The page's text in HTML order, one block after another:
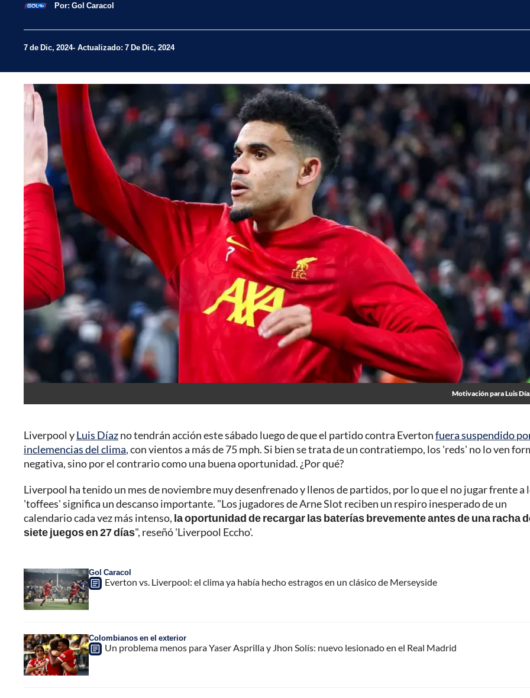
Por: Gol Caracol
7 de Dic, 2024 Actualizado: 7 De Dic, 2024
Motivación para Luis
Liverpool yLuis Díazno tendrán acción este sábado luego de que el partido contra Evertonfuera suspendido
inclemencias del clima, con vientos a más de 75 mph. Si bien se trata de un contratiempo, los 'reds' no lo ven
negativa, sino por el contrario como una buena oportunidad. ¿Por qué?
Liverpool ha tenido un mes de noviembre muy desenfrenado y llenos de partidos, por lo que el no jugar frente a
'toffees' significa un descanso importante. "Los jugadores de Arne Slot reciben un respiro inesperado de un
calendario cada vez más intenso, la oportunidad de recargar las baterías brevemente antes de una racha
siete juegos en 27 días", reseñó 'Liverpool Eccho'.
Gol Caracol
Everton vs. Liverpool: el clima ya había hecho estragos en un clásico de Merseyside
Colombianos en el exterior
Un problema menos para Yaser Asprilla y Jhon Solís: nuevo lesionado en el Real Madrid